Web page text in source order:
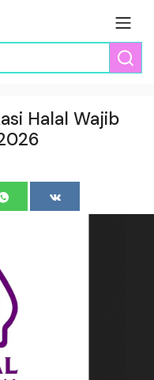
Halal Wajib